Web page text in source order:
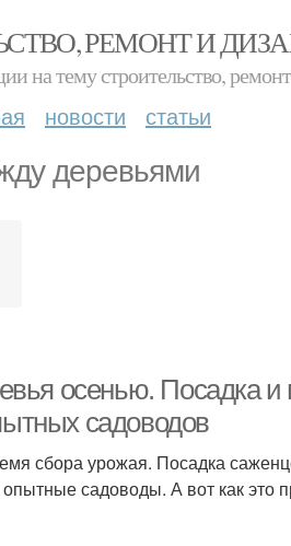
РЕМОНТ И
на тему строительство,
новости статьи
деревьями
осенью. Посадка
садоводов
сбора урожая. Посадка
садоводы. А вот как это